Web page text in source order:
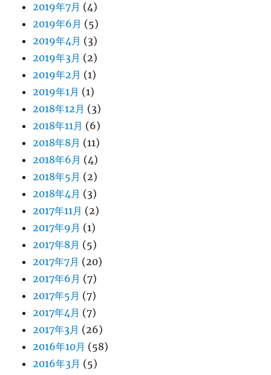
2019年7月 (4)
2019年6月 (5)
2019年4月 (3)
2019年3月 (2)
2019年2月 (1)
2019年1月 (1)
2018年12月 (3)
2018年11月 (6)
2018年8月 (11)
2018年6月 (4)
2018年5月 (2)
2018年4月 (3)
2017年11月 (2)
2017年9月 (1)
2017年8月 (5)
2017年7月 (20)
2017年6月 (7)
2017年5月 (7)
2017年4月 (7)
2017年3月 (26)
2016年10月 (58)
2016年3月 (5)